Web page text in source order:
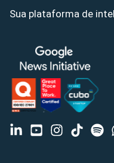
Sua plataforma de